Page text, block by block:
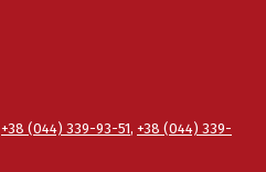
+38 (044) 339-93-51, +38 (044) 339-